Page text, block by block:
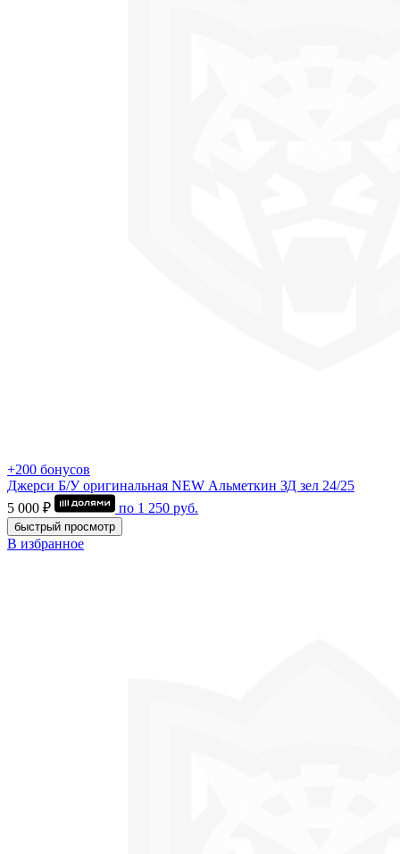
+200 бонусов
Джерси Б/У оригинальная NEW Альметкин ЗД зел 24/25
5 000 ₽
по 1 250 руб.
быстрый просмотр
В избранное